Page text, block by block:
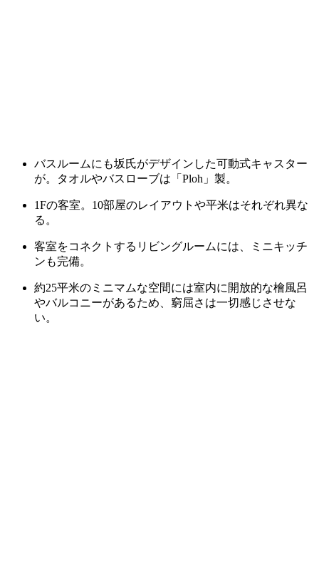
バスルームにも坂氏がデザインした可動式キャスター
が。タオルやバスローブは「Ploh」製。
1Fの客室。10部屋のレイアウトや平米はそれぞれ異な
る。
客室をコネクトするリビングルームには、ミニキッチ
ンも完備。
約25平米のミニマムな空間には室内に開放的な檜風呂
やバルコニーがあるため、窮屈さは一切感じさせな
い。